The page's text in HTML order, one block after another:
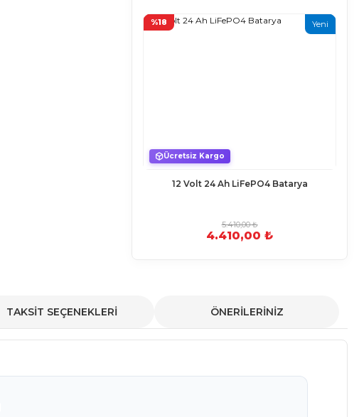
%18 Yeni
Ücretsiz Kargo
12 Volt 24 Ah LiFePO4 Batarya
5.410,00 ₺
4.410,00 ₺
TAKSİT SEÇENEKLERİ ÖNERİLERİNİZ